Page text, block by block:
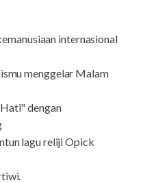
internasional
menggelar Malam
dengan
lagu reliji Opick